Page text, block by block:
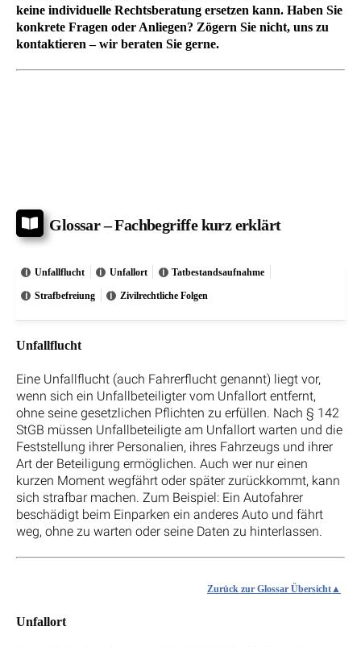
keine individuelle Rechtsberatung ersetzen kann. Haben Sie
konkrete Fragen oder Anliegen? Zögern Sie nicht, uns zu
kontaktieren – wir beraten Sie gerne.
Glossar – Fachbegriffe kurz erklärt
Unfallflucht Unfallort Tatbestandsaufnahme
Strafbefreiung Zivilrechtliche Folgen
Unfallflucht
Eine Unfallflucht (auch Fahrerflucht genannt) liegt vor,
wenn sich ein Unfallbeteiligter vom Unfallort entfernt,
ohne seine gesetzlichen Pflichten zu erfüllen. Nach § 142
StGB müssen Unfallbeteiligte am Unfallort warten und die
Feststellung ihrer Personalien, ihres Fahrzeugs und ihrer
Art der Beteiligung ermöglichen. Auch wer nur einen
kurzen Moment wegfährt oder später zurückkommt, kann
sich strafbar machen. Zum Beispiel: Ein Autofahrer
beschädigt beim Einparken ein anderes Auto und fährt
weg, ohne zu warten oder seine Daten zu hinterlassen.
Zurück zur Glossar Übersicht
Unfallort